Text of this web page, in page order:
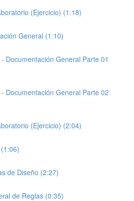
(Ejercicio) (1:18)
General (1:10)
Documentación General Parte 01
Documentación General Parte 02
(Ejercicio) (2:04)
de Diseño (2:27)
de Reglas (0:35)